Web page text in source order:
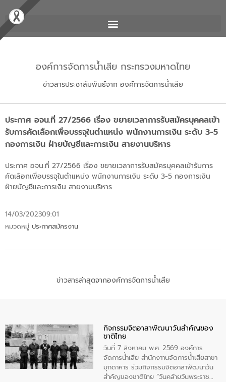
องค์การจัดการน้ำเสีย กระทรวงมหาดไทย
ข่าวสารประชาสัมพันธ์จาก องค์การจัดการน้ำเสีย
ประกาศ อจน.ที่ 27/2566 เรื่อง ขยายเวลาการรับสมัครบุคคลเข้า
รับการคัดเลือกเพื่อบรรจุในตำแหน่ง พนักงานการเงิน ระดับ 3-5
กองการเงิน ฝ่ายบัญชีและการเงิน สายงานบริหาร
ประกาศ อจน.ที่ 27/2566 เรื่อง ขยายเวลาการรับสมัครบุคคลเข้ารับการ
คัดเลือกเพื่อบรรจุในตำแหน่ง พนักงานการเงิน ระดับ 3-5 กองการเงิน
ฝ่ายบัญชีและการเงิน สายงานบริหาร
14/03/202309:01
หมวดหมู่ ประกาศสมัครงาน
ข่าวสารล่าสุดจากองค์การจัดการน้ำเสีย
กิจกรรมจิตอาสาพัฒนาวันสําคัญของ
ชาติไทย
วันที่ 7 สิงหาคม พ.ศ. 2569 องค์การ
จัดการน้ำเสีย สำนักงาานจัดการน้ำเสียสาขา
มุกดาหาร ร่วมกิจกรรมจิตอาสาพัฒนาวัน
สําคัญของชาติไทย “วันคล้ายวันพระราช